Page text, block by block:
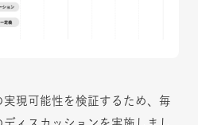
現可能性を検証するため、毎